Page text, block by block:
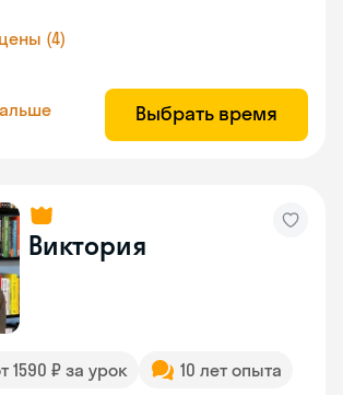
(4)
Выбрать время
Виктория
1590 ₽ за урок
10 лет опыта